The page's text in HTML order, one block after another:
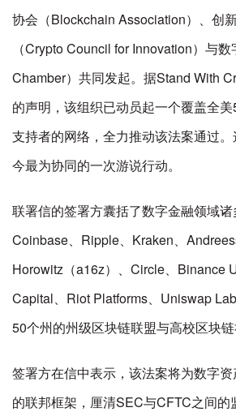
协会（Blockchain Association）、创
（Crypto Council for Innovation）与
Chamber）共同发起。据Stand With
的声明，该组织已动员起一个覆盖全
支持者的网络，全力推动该法案通过
今最为协同的一次游说行动。
联署信的签署方囊括了数字金融领域
Coinbase、Ripple、Kraken、
Horowitz（a16z）、Circle、Binance
Capital、Riot Platforms、Uniswap
50个州的州级区块链联盟与高校区块链
签署方在信中表示，该法案将为数字
的联邦框架，厘清SEC与CFTC之间